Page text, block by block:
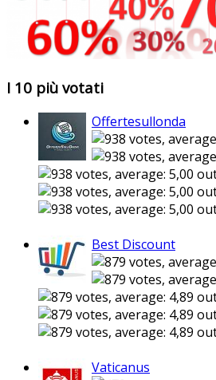
I 10 più votati
Offertesullonda
Best Discount
Vaticanus